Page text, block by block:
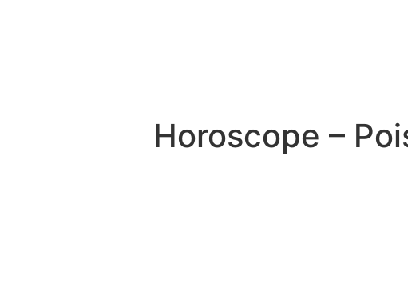
Horoscope –